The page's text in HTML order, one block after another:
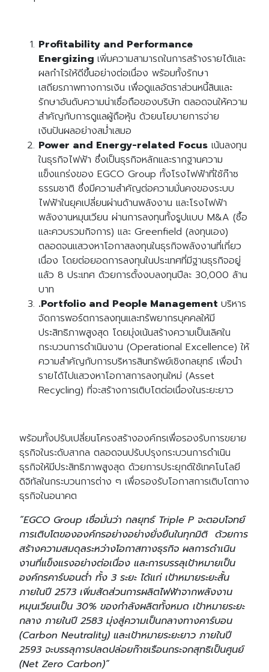
Profitability and Performance
Energizing เพิ่มความสามารถในการสร้างรายได้และ
ผลกำไรให้ดีขึ้นอย่างต่อเนื่อง พร้อมทั้งรักษา
เสถียรภาพทางการเงิน เพื่อดูแลอัตราส่วนหนี้สินและ
รักษาอันดับความน่าเชื่อถือของบริษัท ตลอดจนให้ความ
สำคัญกับการดูแลผู้ถือหุ้น ด้วยนโยบายการจ่าย
เงินปันผลอย่างสม่ำเสมอ
Power and Energy-related Focus เน้นลงทุน
ในธุรกิจไฟฟ้า ซึ่งเป็นธุรกิจหลักและรากฐานความ
แข็งแกร่งของ EGCO Group ทั้งโรงไฟฟ้าที่ใช้ก๊าซ
ธรรมชาติ ซึ่งมีความสำคัญต่อความมั่นคงของระบบ
ไฟฟ้าในยุคเปลี่ยนผ่านด้านพลังงาน และโรงไฟฟ้า
พลังงานหมุนเวียน ผ่านการลงทุนทั้งรูปแบบ M&A (ซื้อ
และควบรวมกิจการ) และ Greenfield (ลงทุนเอง)
ตลอดจนแสวงหาโอกาสลงทุนในธุรกิจพลังงานที่เกี่ยว
เนื่อง โดยต่อยอดการลงทุนในประเทศที่มีฐานธุรกิจอยู่
แล้ว 8 ประเทศ ด้วยการตั้งงบลงทุนปีละ 30,000 ล้าน
บาท
.Portfolio and People Management บริหาร
จัดการพอร์ตการลงทุนและทรัพยากรบุคคลให้มี
ประสิทธิภาพสูงสุด โดยมุ่งเน้นสร้างความเป็นเลิศใน
กระบวนการดำเนินงาน (Operational Excellence) ให้
ความสำคัญกับการบริหารสินทรัพย์เชิงกลยุทธ์ เพื่อนำ
รายได้ไปแสวงหาโอกาสการลงทุนใหม่ (Asset
Recycling) ที่จะสร้างการเติบโตต่อเนื่องในระยะยาว
พร้อมทั้งปรับเปลี่ยนโครงสร้างองค์กรเพื่อรองรับการขยาย
ธุรกิจในระดับสากล ตลอดจนปรับปรุงกระบวนการดำเนิน
ธุรกิจให้มีประสิทธิภาพสูงสุด ด้วยการประยุกต์ใช้เทคโนโลยี
ดิจิทัลในกระบวนการต่าง ๆ เพื่อรองรับโอกาสการเติบโตทาง
ธุรกิจในอนาคต
“EGCO Group เชื่อมั่นว่า กลยุทธ์ Triple P จะตอบโจทย์
การเติบโตขององค์กรอย่างอย่างยั่งยืนในทุกมิติ ด้วยการ
สร้างความสมดุลระหว่างโอกาสทางธุรกิจ ผลการดำเนิน
งานที่แข็งแรงอย่างต่อเนื่อง และการบรรลุเป้าหมายเป็น
องค์กรคาร์บอนต่ำ ทั้ง 3 ระยะ ได้แก่ เป้าหมายระยะสั้น
ภายในปี 2573 เพิ่มสัดส่วนการผลิตไฟฟ้าจากพลังงาน
หมุนเวียนเป็น 30% ของกำลังผลิตทั้งหมด เป้าหมายระยะ
กลาง ภายในปี 2583 มุ่งสู่ความเป็นกลางทางคาร์บอน
(Carbon Neutrality) และเป้าหมายระยะยาว ภายในปี
2593 จะบรรลุการปลดปล่อยก๊าซเรือนกระจกสุทธิเป็นศูนย์
(Net Zero Carbon)”